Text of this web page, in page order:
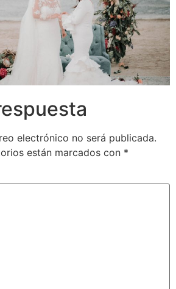
electrónico no será publicada.
están marcados con *